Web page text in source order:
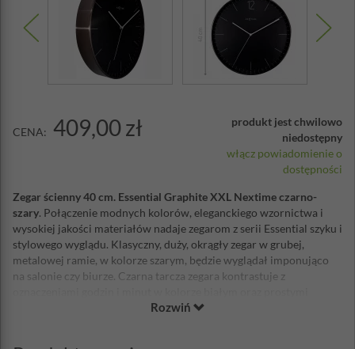
CENA: 409,00 zł
produkt jest chwilowo
niedostępny
włącz powiadomienie o
dostępności
Zegar ścienny 40 cm. Essential Graphite XXL Nextime czarno-
szary. Połączenie modnych kolorów, eleganckiego wzornictwa i
wysokiej jakości materiałów nadaje zegarom z serii Essential szyku i
stylowego wyglądu. Klasyczny, duży, okrągły zegar w grubej,
metalowej ramie, w kolorze szarym, będzie wyglądał imponująco
na salonie czy biurze. Czarna tarcza zegara kontrastuje z
wskazówkami. Doskonały, ponadczasowe, kontrastowe połączenie,
Rozwiń